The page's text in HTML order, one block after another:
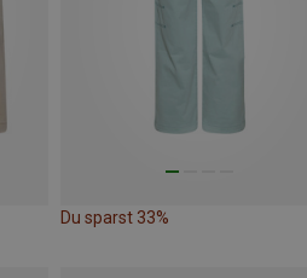
Du sparst 33%